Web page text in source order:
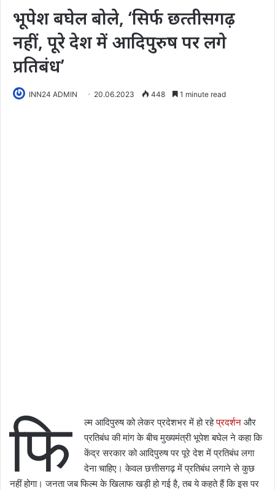
भूपेश बघेल बोले, ‘सिर्फ छत्‍तीसगढ़
नहीं, पूरे देश में आदिपुरुष पर लगे
प्रतिबंध’
INN24 ADMIN 20.06.2023 448 1 minute read
फि ल्म आदिपुरुष को लेकर प्रदेशभर में हो रहेप्रदर्शन और
प्रतिबंध की मांग के बीच मुख्यमंत्री भूपेश बघेल ने कहा कि
केंद्र सरकार को आदिपुरुष पर पूरे देश में प्रतिबंध लगा
देना चाहिए। केवल छत्तीसगढ़ में प्रतिबंध लगाने से कुछ
नहीं होगा। जनता जब फिल्म के खिलाफ खड़ी हो गई है, तब ये कहते हैं कि इस पर